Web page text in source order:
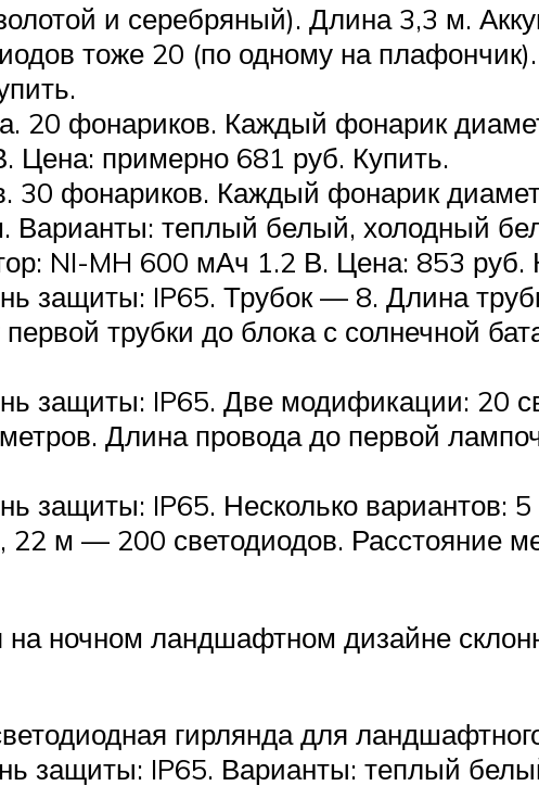
и серебряный). Длина 3,3 м.
тоже 20 (по одному на
20 фонариков. Каждый фонарик
Цена: примерно 681 руб. Купить.
30 фонариков. Каждый фонарик
Варианты: теплый белый, холодный
NI-MH 600 мАч 1.2 В. Цена: 853 руб.
защиты: IP65. Трубок — 8. Длина
трубки до блока с солнечной
защиты: IP65. Две модификации: 20
Длина провода до первой
защиты: IP65. Несколько вариантов:
м — 200 светодиодов. Расстояние
ночном ландшафтном дизайне
гирлянда для
защиты: IP65. Варианты: теплый